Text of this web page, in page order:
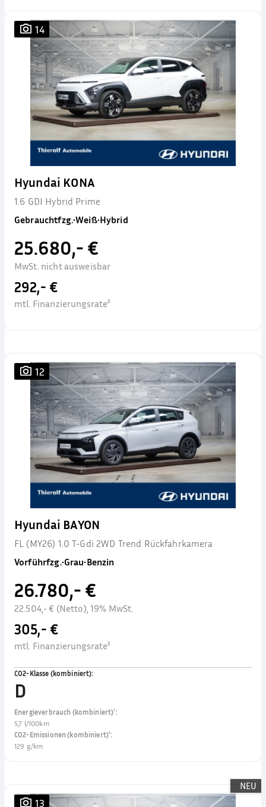
14
Hyundai KONA
1.6 GDI Hybrid Prime
Gebrauchtfzg.•Weiß•Hybrid
25.680,- €
MwSt. nicht ausweisbar
292,- €
mtl. Finanzierungsrate²
12
Hyundai BAYON
FL (MY26) 1.0 T-Gdi 2WD Trend Rückfahrkamera
Vorführfzg.•Grau•Benzin
26.780,- €
22.504,- € (Netto), 19% MwSt.
305,- €
mtl. Finanzierungsrate²
CO2-Klasse (kombiniert):
D
Energieverbrauch (kombiniert)¹:
5,7 l/100km
CO2-Emissionen (kombiniert)¹:
129 g/km
NEU
13